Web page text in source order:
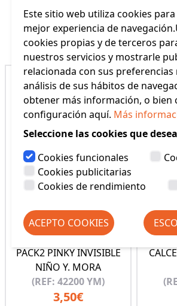
Productos
PACK2 PINKY INVISIBLE
NIÑO Y. MORA
(REF: 42200 YM)
3,50€
Este sitio web utiliza cookies
mejor experiencia de
cookies propias y de terceros
nuestros servicios y mostrarle
relacionada con sus preferencias
análisis de sus hábitos de
obtener más información, o bien
configuración aquí. Más
Seleccione las cookies que
Cookies funcionales
Cookies publicitarias
Cookies de rendimiento
ACEPTO COOKIES